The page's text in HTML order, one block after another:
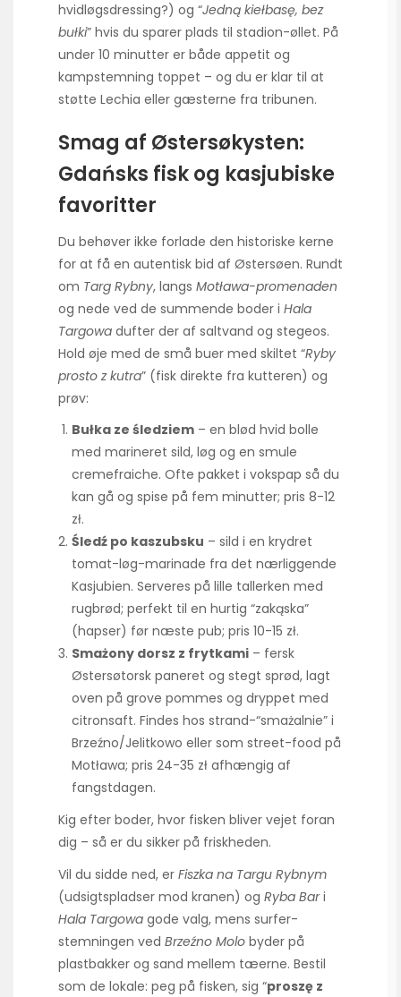
hvidløgsdressing?) og “Jedną kiełbasę, bez
bułki” hvis du sparer plads til stadion-øllet. På
under 10 minutter er både appetit og
kampstemning toppet – og du er klar til at
støtte Lechia eller gæsterne fra tribunen.
Smag af Østersøkysten:
Gdańsks fisk og kasjubiske
favoritter
Du behøver ikke forlade den historiske kerne
for at få en autentisk bid af Østersøen. Rundt
om Targ Rybny, langs Motława-promenaden
og nede ved de summende boder i Hala
Targowa dufter der af saltvand og stegeos.
Hold øje med de små buer med skiltet “Ryby
prosto z kutra” (fisk direkte fra kutteren) og
prøv:
Bułka ze śledziem – en blød hvid bolle
med marineret sild, løg og en smule
cremefraiche. Ofte pakket i vokspap så du
kan gå og spise på fem minutter; pris 8-12
zł.
Śledź po kaszubsku – sild i en krydret
tomat-løg-marinade fra det nærliggende
Kasjubien. Serveres på lille tallerken med
rugbrød; perfekt til en hurtig “zakąska”
(hapser) før næste pub; pris 10-15 zł.
Smażony dorsz z frytkami – fersk
Østersøtorsk paneret og stegt sprød, lagt
oven på grove pommes og dryppet med
citronsaft. Findes hos strand-“smażalnie” i
Brzeźno/Jelitkowo eller som street-food på
Motława; pris 24-35 zł afhængig af
fangstdagen.
Kig efter boder, hvor fisken bliver vejet foran
dig – så er du sikker på friskheden.
Vil du sidde ned, er Fiszka na Targu Rybnym
(udsigtspladser mod kranen) og Ryba Bari
Hala Targowa gode valg, mens surfer-
stemningen ved Brzeźno Molo byder på
plastbakker og sand mellem tæerne. Bestil
som de lokale: peg på fisken, sig “proszę z